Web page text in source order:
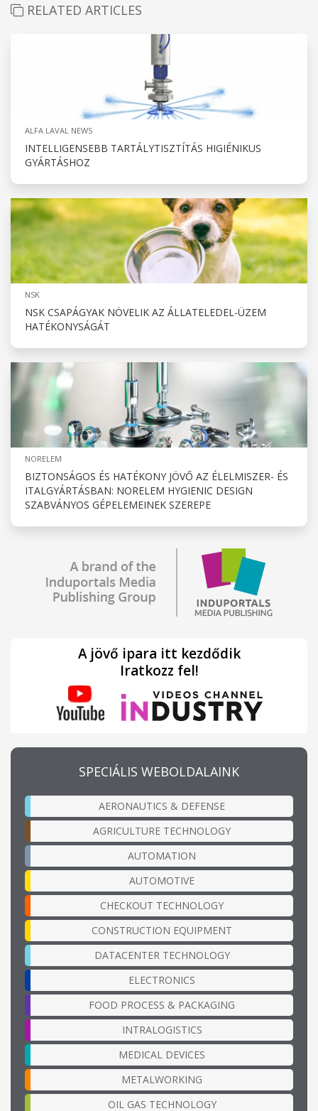
RELATED ARTICLES
ALFA LAVAL NEWS
INTELLIGENSEBB TARTÁLYTISZTÍTÁS HIGIÉNIKUS
GYÁRTÁSHOZ
NSK
NSK CSAPÁGYAK NÖVELIK AZ ÁLLATELEDEL-ÜZEM
HATÉKONYSÁGÁT
NORELEM
BIZTONSÁGOS ÉS HATÉKONY JÖVŐ AZ ÉLELMISZER- ÉS
ITALGYÁRTÁSBAN: NORELEM HYGIENIC DESIGN
SZABVÁNYOS GÉPELEMEINEK SZEREPE
A jövő ipara itt kezdődik
Iratkozz fel!
SPECIÁLIS WEBOLDALAINK
AERONAUTICS & DEFENSE
AGRICULTURE TECHNOLOGY
AUTOMATION
AUTOMOTIVE
CHECKOUT TECHNOLOGY
CONSTRUCTION EQUIPMENT
DATACENTER TECHNOLOGY
ELECTRONICS
FOOD PROCESS & PACKAGING
INTRALOGISTICS
MEDICAL DEVICES
METALWORKING
OIL GAS TECHNOLOGY